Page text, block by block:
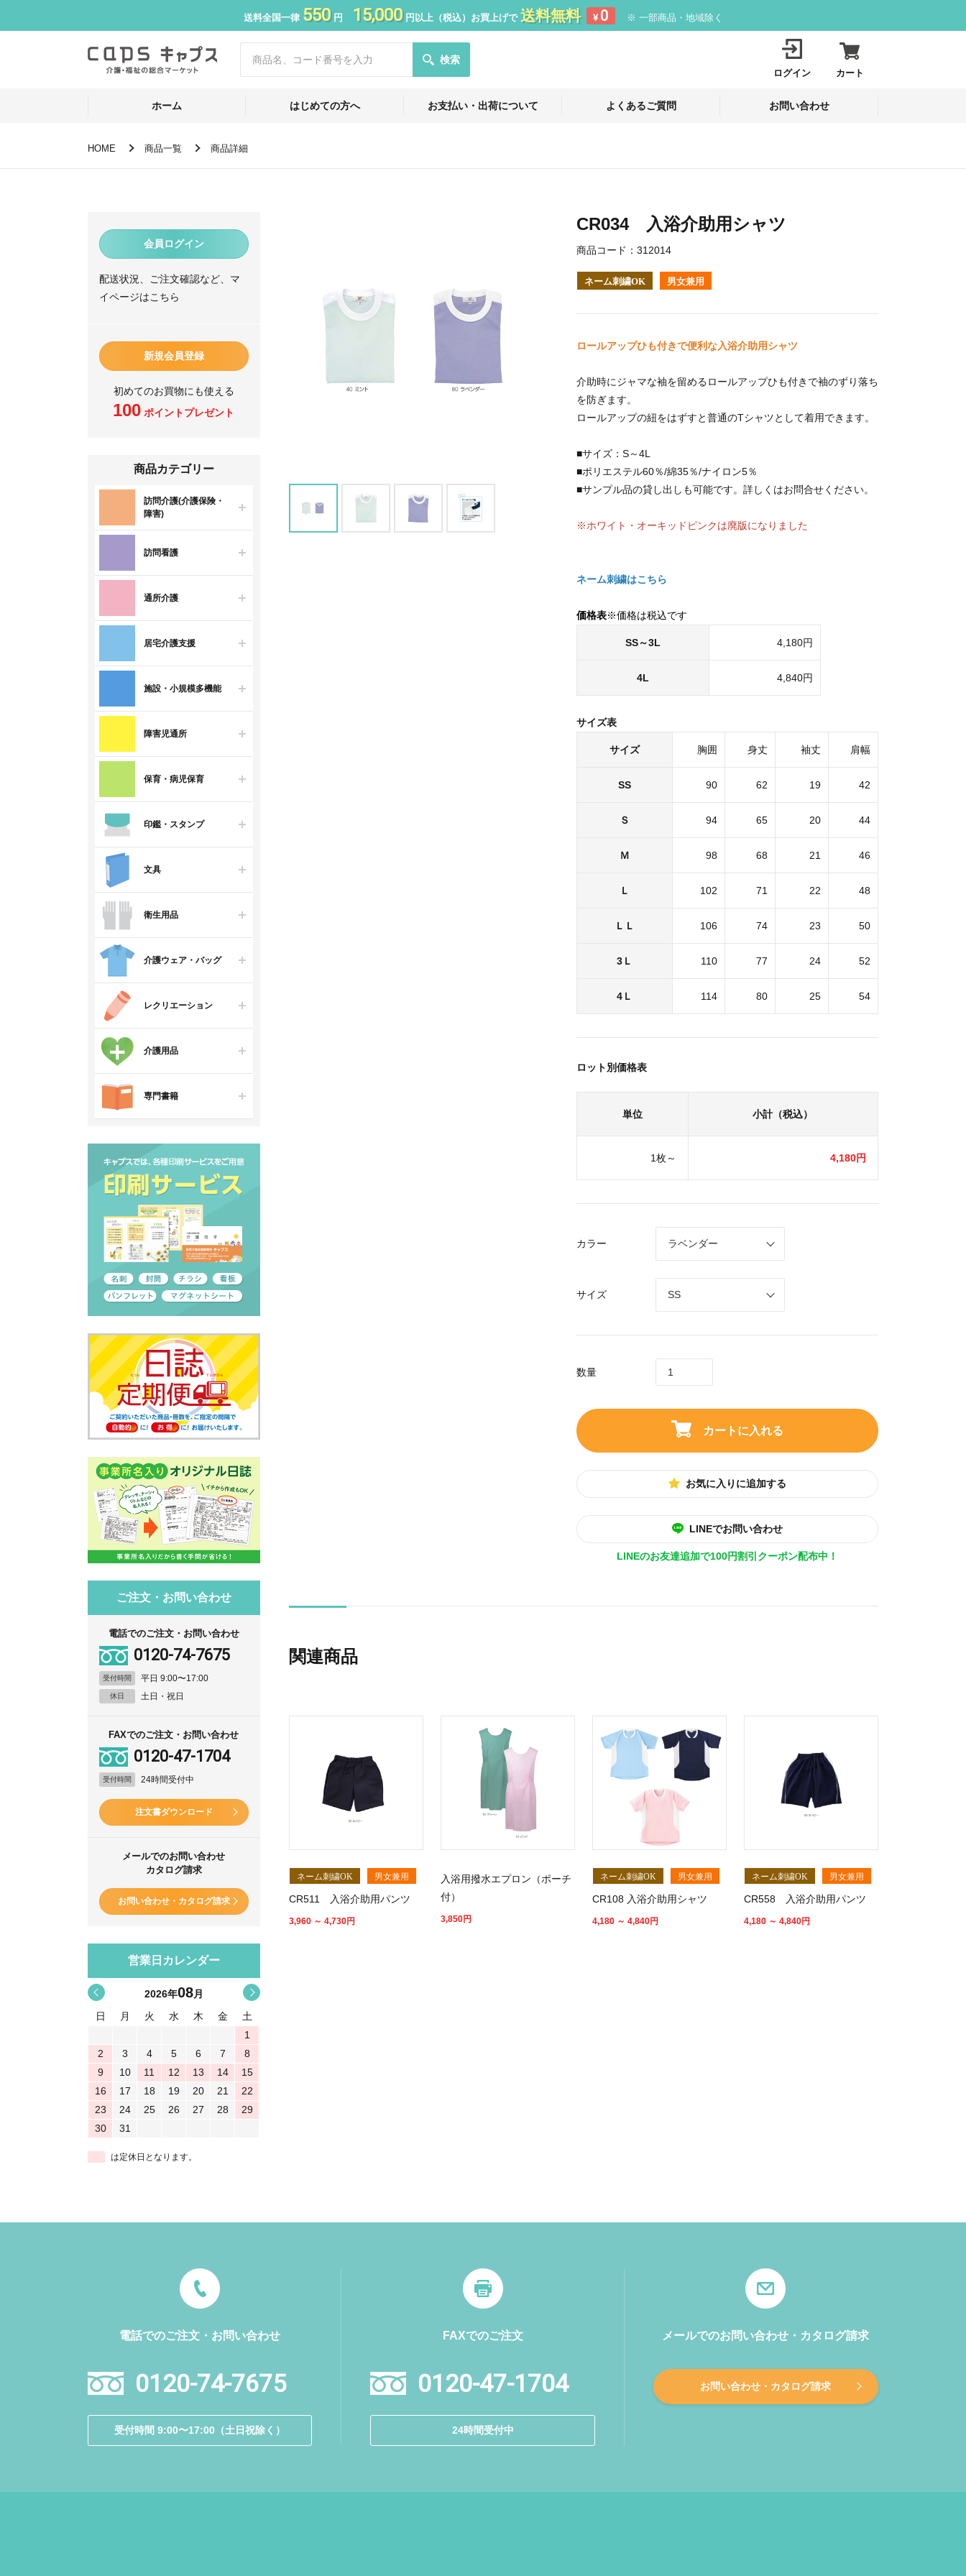
送料全国一律 550円 15,000円以上（税込）お買上げで 送料無料 ¥ 0 ※ 一部商品・地域除く
検索
ログイン カート
ホーム はじめての方へ お支払い・出荷について よくあるご質問 お問い合わせ
HOME 商品一覧 商品詳細
会員ログイン
配送状況、ご注文確認など、マ
イページはこちら
新規会員登録
初めてのお買物にも使える
100 ポイントプレゼント
商品カテゴリー
訪問介護(介護保険・
障害)
訪問看護
通所介護
居宅介護支援
施設・小規模多機能
障害児通所
保育・病児保育
印鑑・スタンプ
文具
衛生用品
介護ウェア・バッグ
レクリエーション
介護用品
専門書籍
ご注文・お問い合わせ
電話でのご注文・お問い合わせ
0120-74-7675
受付時間 平日 9:00〜17:00
休日 土日・祝日
FAXでのご注文・お問い合わせ
0120-47-1704
受付時間 24時間受付中
注文書ダウンロード
メールでのお問い合わせ
カタログ請求
お問い合わせ・カタログ請求
営業日カレンダー
< >
2026年08月
日
月 火 水 木 金
土
1
2
3 4 5 6 7
8
9
10 11 12 13 14
15
16
17 18 19 20 21
22
23
24 25 26 27 28
29
30
31
は定休日となります。
CR034 入浴介助用シャツ
商品コード： 312014
ネーム刺繍OK 男女兼用
ロールアップひも付きで便利な入浴介助用シャツ
介助時にジャマな袖を留めるロールアップひも付きで袖のずり落ち
を防ぎます。
ロールアップの紐をはずすと普通のTシャツとして着用できます。
■サイズ：S～4L
■ポリエステル60％/綿35％/ナイロン5％
■サンプル品の貸し出しも可能です。詳しくはお問合せください。
※ホワイト・オーキッドピンクは廃版になりました
ネーム刺繍はこちら
価格表※価格は税込です
SS～3L 4,180円
4L 4,840円
サイズ表
サイズ 胸囲 身丈 袖丈 肩幅
SS 90 62 19 42
Ｓ 94 65 20 44
Ｍ 98 68 21 46
Ｌ 102 71 22 48
ＬＬ 106 74 23 50
3Ｌ 110 77 24 52
4Ｌ 114 80 25 54
ロット別価格表
単位 小計（税込）
1枚～ 4,180円
カラー
サイズ
数量
カートに入れる
お気に入りに追加する
LINEでお問い合わせ
LINEのお友達追加で100円割引クーポン配布中！
関連商品
ネーム刺繍OK 男女兼用
CR511 入浴介助用パンツ
3,960 ～ 4,730円
入浴用撥水エプロン（ポーチ
付）
3,850円
ネーム刺繍OK 男女兼用
CR108 入浴介助用シャツ
4,180 ～ 4,840円
ネーム刺繍OK 男女兼用
CR558 入浴介助用パンツ
4,180 ～ 4,840円
電話でのご注文・お問い合わせ
0120-74-7675
受付時間 9:00〜17:00（土日祝除く）
FAXでのご注文
0120-47-1704
24時間受付中
メールでのお問い合わせ・カタログ請求
お問い合わせ・カタログ請求